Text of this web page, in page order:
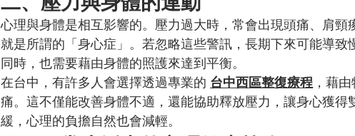
心理與身體是相互影響的。壓力過大時，常會出現頭痛、肩頸
就是所謂的「身心症」。若忽略這些警訊，長期下來可能導致
同時，也需要藉由身體的照護來達到平衡。
在台中，有許多人會選擇透過專業的 台中西區整復療程 ，藉
痛。這不僅能改善身體不適，還能協助釋放壓力，讓身心獲得
緩，心理的負擔自然也會減輕。